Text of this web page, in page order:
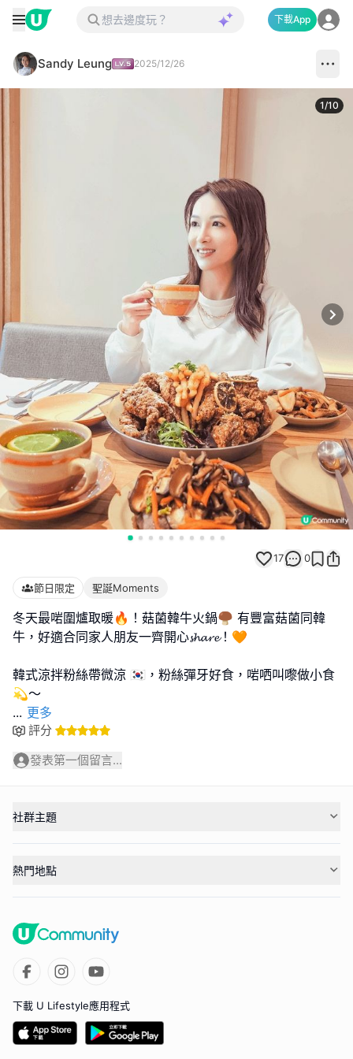
下載App
Sandy Leung 2025/12/26
1/10
17 0
節日限定 聖誕Moments
冬天最啱圍爐取暖🔥！菇菌韓牛火鍋🍄‍🟫 有豐富菇菌同韓
牛，好適合同家人朋友一齊開心𝓼𝓱𝓪𝓻𝓮！🧡
韓式涼拌粉絲帶微涼 🇰🇷，粉絲彈牙好食，啱哂叫嚟做小食
... 更多
評分
發表第一個留言...
社群主題
熱門地點
下載 U Lifestyle應用程式